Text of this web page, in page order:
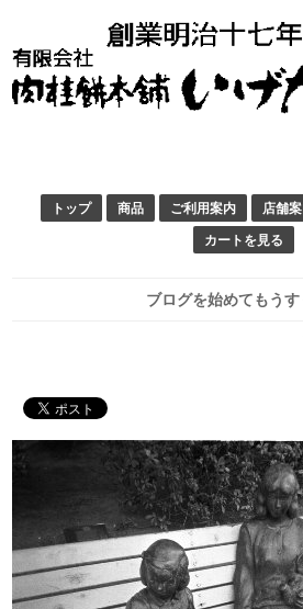
トップ 商品 ご利用案内 店舗
カートを見る
ブログを始めてもう